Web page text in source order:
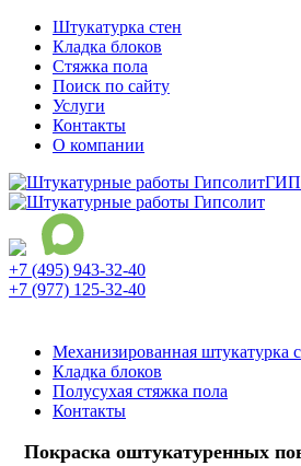
Штукатурка стен
Кладка блоков
Стяжка пола
Поиск по сайту
Услуги
Контакты
О компании
+7 (495) 943-32-40
+7 (977) 125-32-40
Механизированная штукатурка
Кладка блоков
Полусухая стяжка пола
Контакты
Покраска оштукатуренных